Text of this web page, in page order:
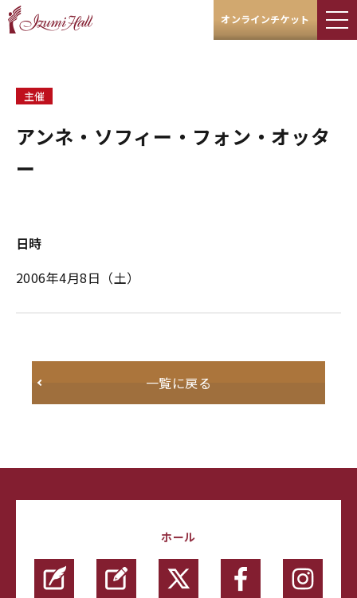
オンラインチケット
主催
アンネ・ソフィー・フォン・オッタ
ー
日時
2006年4月8日（土）
一覧に戻る
ホール